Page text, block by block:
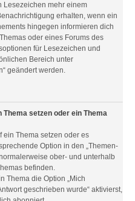
Lesezeichen mehr einem
erhalten, wenn ein
hingegen informieren dich
oder eines Forums des
für Lesezeichen und
Bereich unter
geändert werden.
setzen oder ein Thema
ein Thema setzen oder es
Option in den „Themen-
ober- und unterhalb
befinden.
Thema die Option „Mich
geschrieben wurde“ aktivierst,